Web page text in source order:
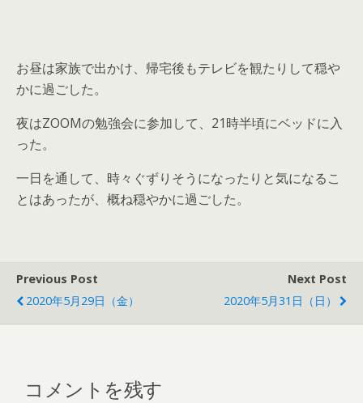
お昼は家族で出かけ、帰宅後もテレビを観たりして穏や
かに過ごした。
夜はZOOMの勉強会に参加して、21時半頃にベッドに入
った。
一日を通して、時々ぐずりそうになったりと気になるこ
とはあったが、概ね穏やかに過ごした。
Previous Post
2020年5月29日（金）
Next Post
2020年5月31日（日）
コメントを残す